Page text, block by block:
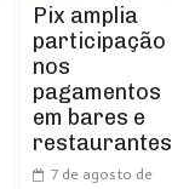
Pix amplia
participação
nos
pagamentos
em bares e
restaurantes
7 de agosto de